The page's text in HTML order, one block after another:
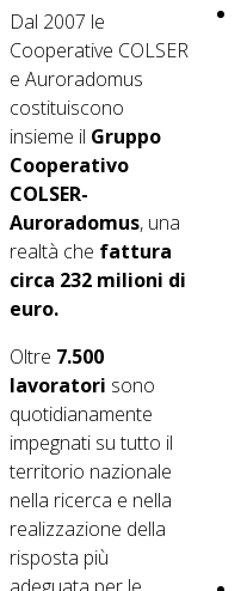
Dal 2007 le
Cooperative COLSER
e Auroradomus
costituiscono
insieme il Gruppo
Cooperativo
COLSER-
Auroradomus, una
realtà che fattura
circa 232 milioni di
euro.
Oltre 7.500
lavoratori sono
quotidianamente
impegnati su tutto il
territorio nazionale
nella ricerca e nella
realizzazione della
risposta più
adeguata per le